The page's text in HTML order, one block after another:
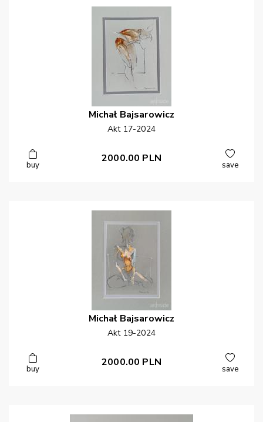
Michał Bajsarowicz
Akt 17-2024
buy
2000.00 PLN
save
Michał Bajsarowicz
Akt 19-2024
buy
2000.00 PLN
save